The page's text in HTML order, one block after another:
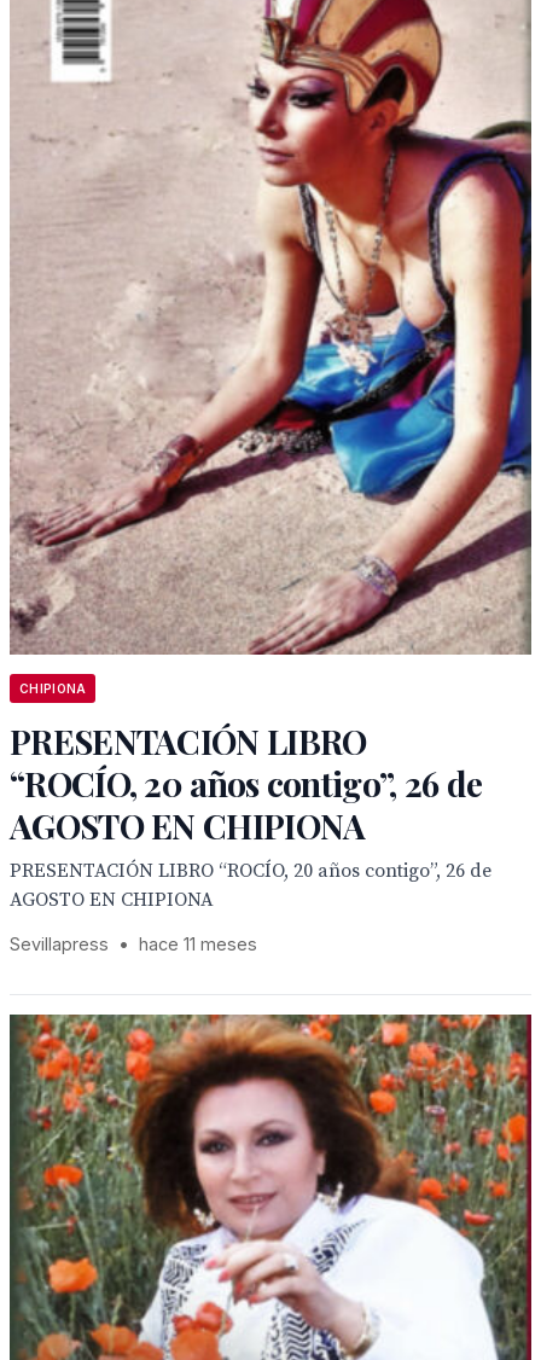
CHIPIONA
PRESENTACIÓN LIBRO
“ROCÍO, 20 años contigo”, 26 de
AGOSTO EN CHIPIONA
PRESENTACIÓN LIBRO “ROCÍO, 20 años contigo”, 26 de
AGOSTO EN CHIPIONA
Sevillapress • hace 11 meses